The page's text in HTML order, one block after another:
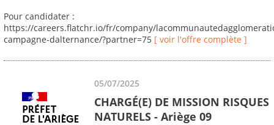
Pour candidater :
https://careers.flatchr.io/fr/company/
campagne-dalternance/?partner=75 [ voir l'offre complète ]
05/07/2025
CHARGÉ(E) DE MISSION RISQUES
NATURELS - Ariège 09